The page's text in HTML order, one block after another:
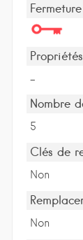
-
Nombre
5
Clés de
Non
Non